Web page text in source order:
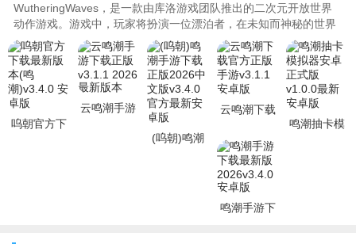
WutheringWaves，是一款由库洛游戏团队推出的二次元开放世界
动作游戏。游戏中，玩家将扮演一位漂泊者，在未知而神秘的世界
中展开冒险探索。游戏以其精美的二次元画风、丰..
呜朝官方下
云鸣潮手游
(呜朝)鸣潮
云鸣潮下载
游v3.1.1安
卓版
鸣潮抽卡模
鸣潮手游下